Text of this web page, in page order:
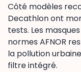
Côté modèles
Decathlon ont
tests. Les
normes AFNOR
la pollution
filtre intégré.